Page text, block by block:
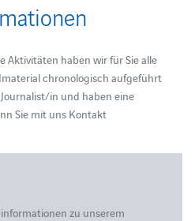
Aktivitäten haben wir für Sie alle
chronologisch aufgeführt
in und haben eine
Sie mit uns Kontakt
zu unserem